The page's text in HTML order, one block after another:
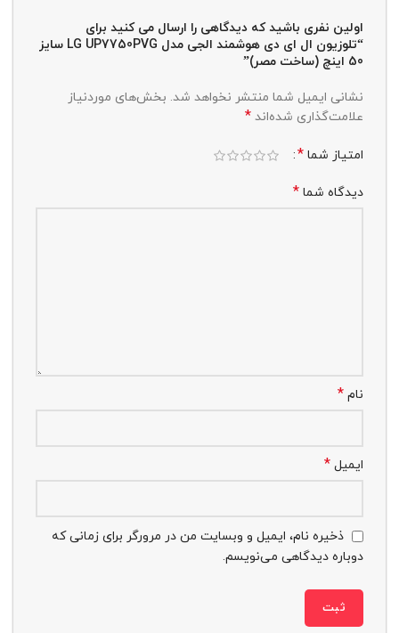
اولین نفری باشید که دیدگاهی را ارسال می کنید برای
“تلوزیون ال ای دی هوشمند الجی مدل LG UP7750PVG سایز
50 اینچ (ساخت مصر)”
نشانی ایمیل شما منتشر نخواهد شد. بخش‌های موردنیاز
علامت‌گذاری شده‌اند *
امتیاز شما *
دیدگاه شما *
نام *
ایمیل *
ذخیره نام، ایمیل و وبسایت من در مرورگر برای زمانی که
دوباره دیدگاهی می‌نویسم.